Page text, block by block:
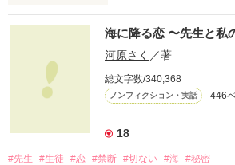
２０１２年６月２４日。晴れ。
わたし達は、結婚式を挙げました。
海に降る恋 〜先生と私
河原さく ／著
総文字数/340,368
ノンフィクション・実話 446
18
#先生 #生徒 #恋 #禁断 #切ない #海 #秘密